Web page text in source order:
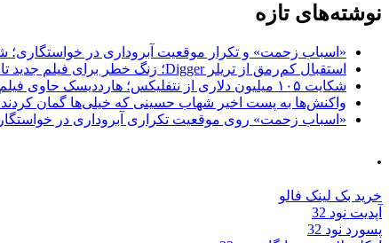
نوشته‌های تازه
«اسباب زحمت» و تکرار موقعیت آبروداری در خواستگاری؛ شباهت به
استقبال کم‌رمق از تریلر Digger؛ زنگ خطر برای فیلم جدید تام کروز و برادران وارنر
شکایت ۱۰۵ میلیون دلاری از نتفلیکس؛ هارددیسک حاوی فیلم جدید نیکلاس کیج به سرقت رفت
واکنش‌ها به پست اخیر شهاب حسینی که خیلی‌ها گمان کردند
«اسباب زحمت» روی موقعیت تکراری آبروداری در خواستگاری دست
.
خرید بک لینک فالو
آپدیت نود 32
پسورد نود 32